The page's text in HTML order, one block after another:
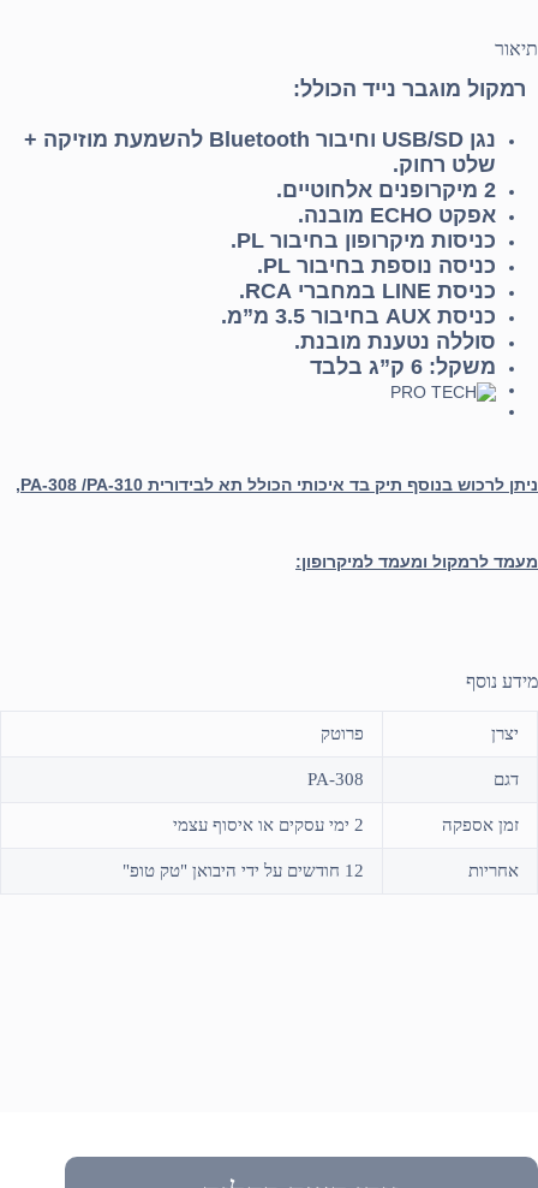
תיאור
רמקול מוגבר נייד הכולל:
נגן USB/SD וחיבור Bluetooth להשמעת מוזיקה +
שלט רחוק.
2 מיקרופנים אלחוטיים.
אפקט ECHO מובנה.
כניסות מיקרופון בחיבור PL.
כניסה נוספת בחיבור PL.
כניסת LINE במחברי RCA.
כניסת AUX בחיבור 3.5 מ”מ.
סוללה נטענת מובנת.
משקל: 6 ק”ג בלבד
ניתן לרכוש בנוסף תיק בד איכותי הכולל תא לבידורית PA-310
/
PA-308
,
מעמד לרמקול ומעמד למיקרופון:
מידע נוסף
יצרן פרוטק
דגם PA-308
זמן אספקה 2 ימי עסקים או איסוף עצמי
אחריות 12 חודשים על ידי היבואן "טק טופ"